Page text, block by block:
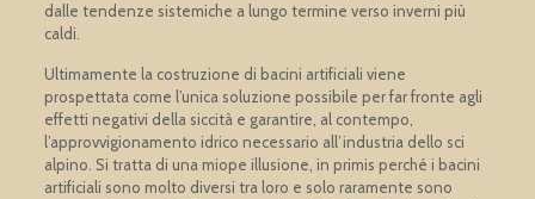
dalle tendenze sistemiche a lungo termine verso inverni più
caldi.
Ultimamente la costruzione di bacini artificiali viene
prospettata come l’unica soluzione possibile per far fronte agli
effetti negativi della siccità e garantire, al contempo,
l’approvvigionamento idrico necessario all’industria dello sci
alpino. Si tratta di una miope illusione, in primis perché i bacini
artificiali sono molto diversi tra loro e solo raramente sono